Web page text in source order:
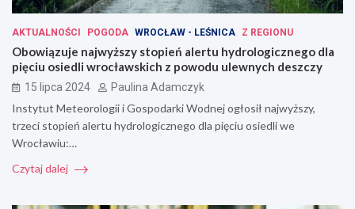
AKTUALNOŚCI POGODA WROCŁAW - LEŚNICA Z REGIONU
Obowiązuje najwyższy stopień alertu hydrologicznego dla
pięciu osiedli wrocławskich z powodu ulewnych deszczy
15 lipca 2024 Paulina Adamczyk
Instytut Meteorologii i Gospodarki Wodnej ogłosił najwyższy,
trzeci stopień alertu hydrologicznego dla pięciu osiedli we
Wrocławiu:…
Czytaj dalej